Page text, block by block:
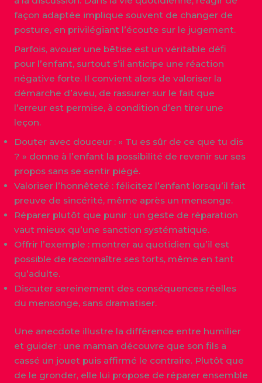
façon adaptée implique souvent de changer de
posture, en privilégiant l’écoute sur le jugement.
Parfois, avouer une bêtise est un véritable défi
pour l’enfant, surtout s’il anticipe une réaction
négative forte. Il convient alors de valoriser la
démarche d’aveu, de rassurer sur le fait que
l’erreur est permise, à condition d’en tirer une
leçon.
Douter avec douceur : « Tu es sûr de ce que tu dis
? » donne à l’enfant la possibilité de revenir sur ses
propos sans se sentir piégé.
Valoriser l’honnêteté : félicitez l’enfant lorsqu’il fait
preuve de sincérité, même après un mensonge.
Réparer plutôt que punir : un geste de réparation
vaut mieux qu’une sanction systématique.
Offrir l’exemple : montrer au quotidien qu’il est
possible de reconnaître ses torts, même en tant
qu’adulte.
Discuter sereinement des conséquences réelles
du mensonge, sans dramatiser.
Une anecdote illustre la différence entre humilier
et guider : une maman découvre que son fils a
cassé un jouet puis affirmé le contraire. Plutôt que
de le gronder, elle lui propose de réparer ensemble